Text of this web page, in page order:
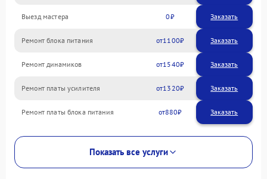
Выезд мастера 0 Заказать
Ремонт блока питания 1100
Ремонт динамиков 1540
Ремонт платы усилителя 1320
Ремонт платы блока питания 880
Показать все услуги